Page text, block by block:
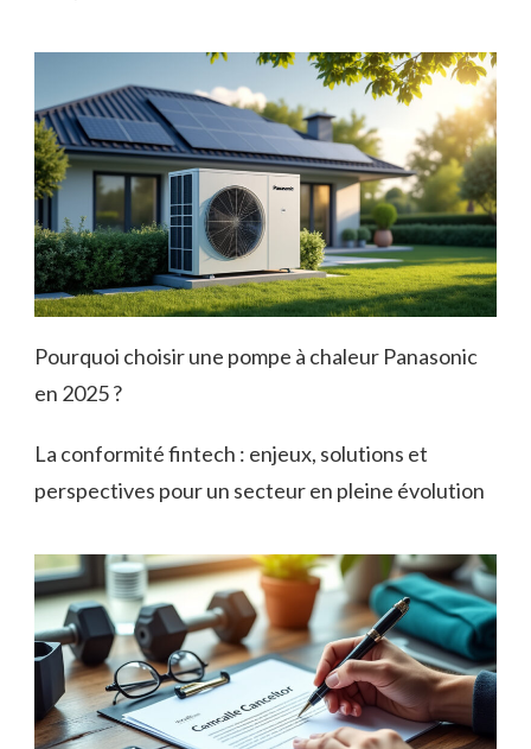
Pourquoi choisir une pompe à chaleur Panasonic
en 2025 ?
La conformité fintech : enjeux, solutions et
perspectives pour un secteur en pleine évolution